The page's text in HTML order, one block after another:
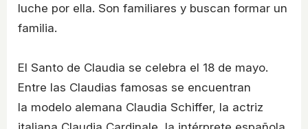
luche por ella. Son familiares y buscan formar un
familia.
El Santo de Claudia se celebra el 18 de mayo.
Entre las Claudias famosas se encuentran
la modelo alemana Claudia Schiffer, la actriz